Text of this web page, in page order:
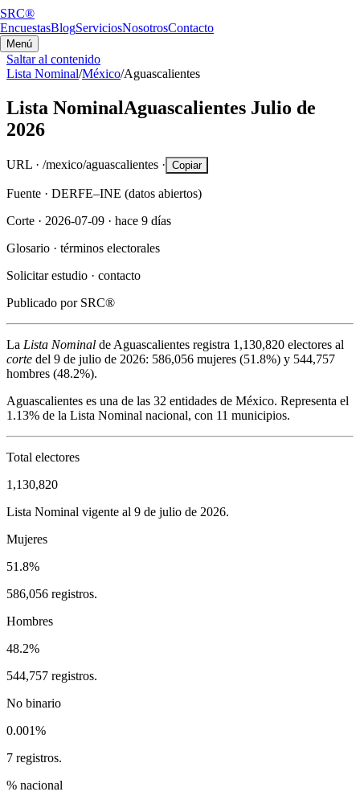
SRC®
EncuestasBlogServiciosNosotrosContacto
Menú
Saltar al contenido
Lista Nominal/México/Aguascalientes
Lista NominalAguascalientes Julio de
2026
URL · /mexico/aguascalientes · Copiar
Fuente · DERFE–INE (datos abiertos)
Corte · 2026-07-09 · hace 9 días
Glosario · términos electorales
Solicitar estudio · contacto
Publicado por SRC®
La Lista Nominal de Aguascalientes registra 1,130,820 electores al
corte del 9 de julio de 2026: 586,056 mujeres (51.8%) y 544,757
hombres (48.2%).
Aguascalientes es una de las 32 entidades de México. Representa el
1.13% de la Lista Nominal nacional, con 11 municipios.
Total electores
1,130,820
Lista Nominal vigente al 9 de julio de 2026.
Mujeres
51.8%
586,056 registros.
Hombres
48.2%
544,757 registros.
No binario
0.001%
7 registros.
% nacional